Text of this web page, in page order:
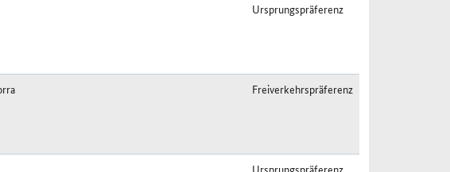
Ursprungspräferenz
Freiverkehrspräferenz
Ursprungspräferenz